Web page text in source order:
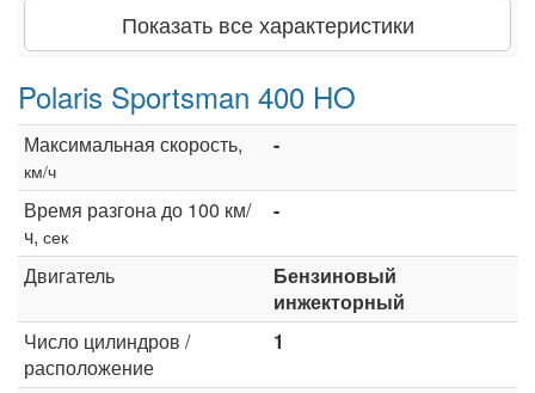
Показать все характеристики
Polaris Sportsman 400 HO
Максимальная скорость,
км/ч
-
Время разгона до 100 км/
ч, сек
-
Двигатель
Бензиновый
инжекторный
Число цилиндров /
расположение
1